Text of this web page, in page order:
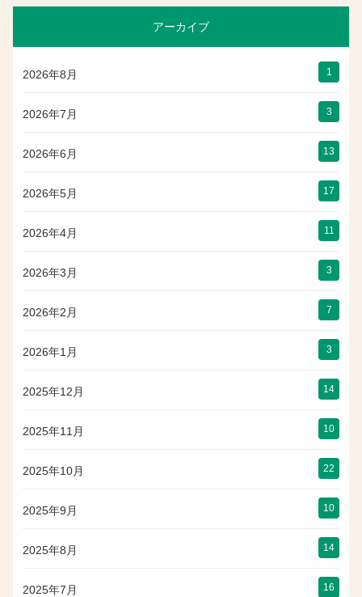
アーカイブ
2026年8月 1
2026年7月 3
2026年6月 13
2026年5月 17
2026年4月 11
2026年3月 3
2026年2月 7
2026年1月 3
2025年12月 14
2025年11月 10
2025年10月 22
2025年9月 10
2025年8月 14
2025年7月 16